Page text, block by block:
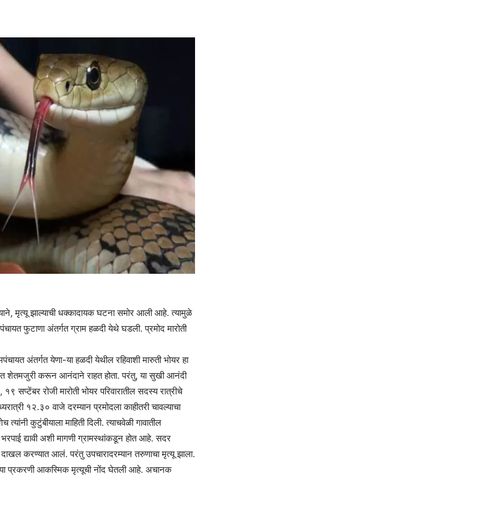
मृत्यू झाल्याची धक्कादायक घटना समोर आली आहे. त्यामुळे
फुटाणा अंतर्गत ग्राम हळदी येथे घडली. प्रमोद मारोती
अंतर्गत येणा-या हळदी येथील रहिवाशी मारुती भोयर हा
शेतमजुरी करून आनंदाने राहत होता. परंतु, या सुखी आनंदी
सप्टेंबर रोजी मारोती भोयर परिवारातील सदस्य रात्रीचे
१२.३० वाजे दरम्यान प्रमोदला काहीतरी चावल्याचा
कुटुंबीयाला माहिती दिली. त्याचवेळी गावातील
द्यावी अशी मागणी ग्रामस्थांकडून होत आहे. सदर
करण्यात आलं. परंतु उपचारादरम्यान तरुणाचा मृत्यू झाला.
या प्रकरणी आकस्मिक मृत्यूची नोंद घेतली आहे. अचानक